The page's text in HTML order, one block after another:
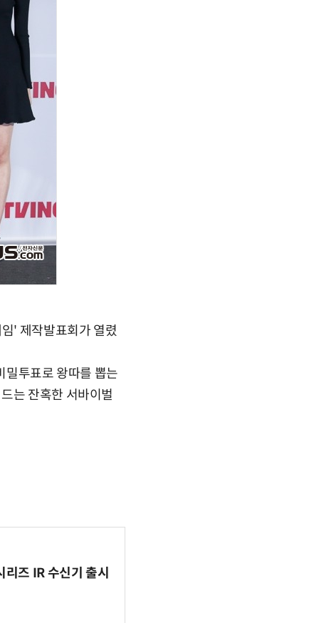
' 제작발표회가 열렸
밀투표로 왕따를 뽑는
는 잔혹한 서바이벌
즈 IR 수신기 출시